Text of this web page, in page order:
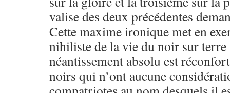
valise des deux précédentes
Cette maxime ironique met en
nihiliste de la vie du noir sur terre
néantissement absolu est
noirs qui n’ont aucune